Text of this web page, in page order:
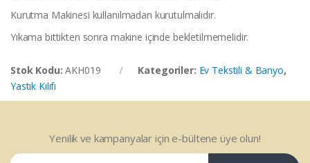
Kurutma Makinesi kullanılmadan kurutulmalıdır.
Yıkama bittikten sonra makine içinde bekletilmemelidir.
Stok Kodu:AKH019 Kategoriler: Ev Tekstili & Banyo,
Yastık Kılıfı
Yenilik ve kampanyalar için e-bültene üye olun!